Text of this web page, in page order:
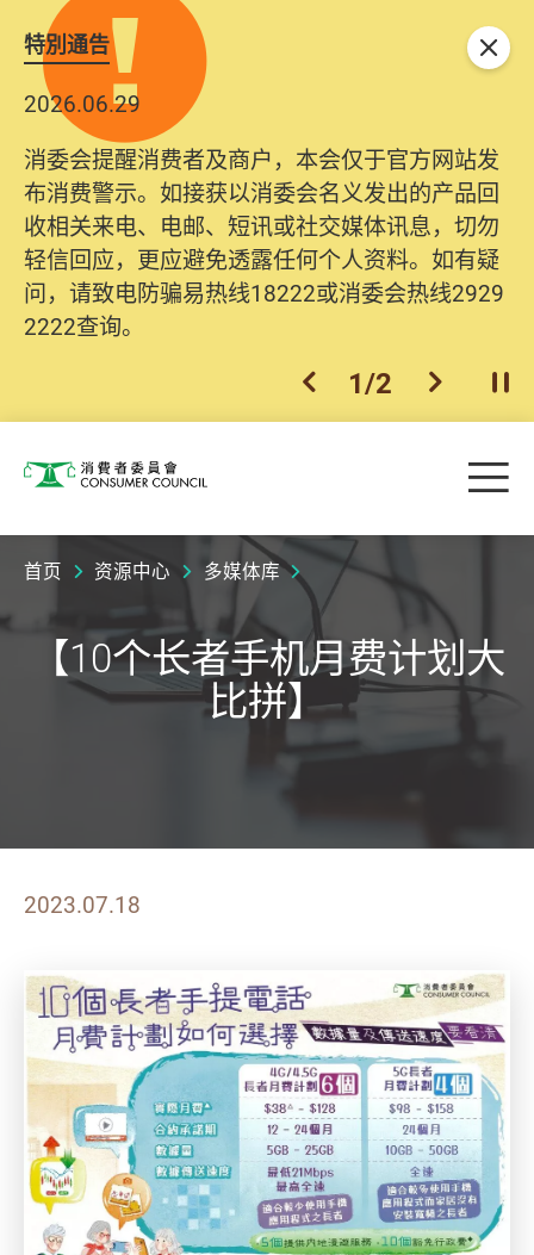
特別通告
2026.06.29
消委会提醒消费者及商户，本会仅于官方网站发
布消费警示。如接获以消委会名义发出的产品回
收相关来电、电邮、短讯或社交媒体讯息，切勿
轻信回应，更应避免透露任何个人资料。如有疑
问，请致电防骗易热线18222或消委会热线2929
2222查询。
上一个
1/2 下一个开
关闭
消费者委员会 目
首页 资源中心 多媒体库
【10个长者手机月费计划大
比拼】
2023.07.18